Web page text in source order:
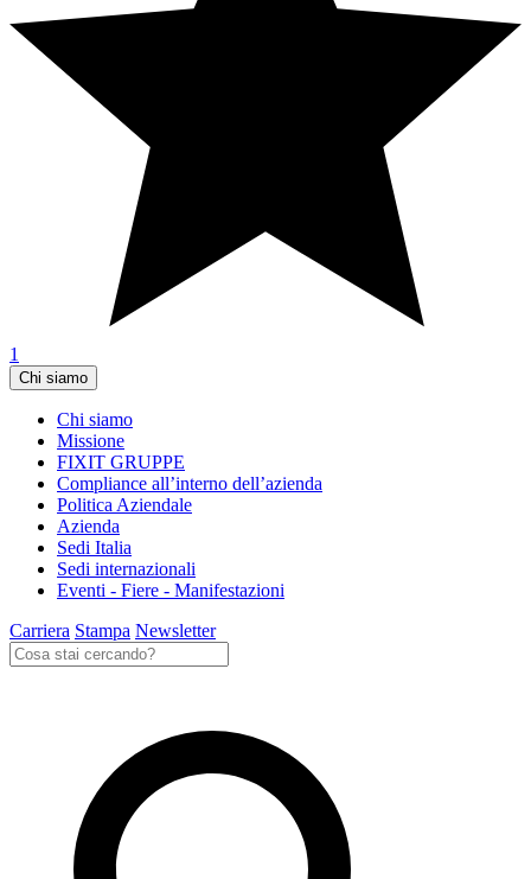
1
Chi siamo
Chi siamo
Missione
FIXIT GRUPPE
Compliance all’interno dell’azienda
Politica Aziendale
Azienda
Sedi Italia
Sedi internazionali
Eventi - Fiere - Manifestazioni
Carriera Stampa Newsletter